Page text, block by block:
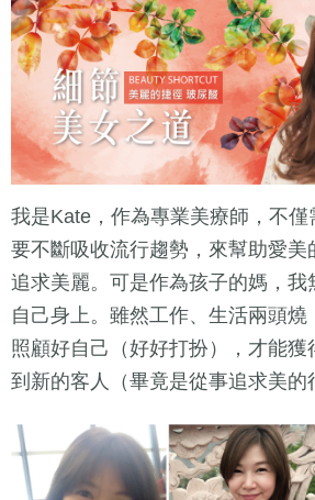
我是Kate，作為專業美療師，不僅
要不斷吸收流行趨勢，來幫助愛美
追求美麗。可是作為孩子的媽，我
自己身上。雖然工作、生活兩頭
照顧好自己（好好打扮），才能獲
到新的客人（畢竟是從事追求美的